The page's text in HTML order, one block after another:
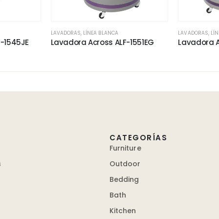
LAVADORAS, LÍNEA BLANCA
Lavadora Across ALF-1551EG
LAVADORAS,
Lavadora
CATEGORÍAS
Furniture
Outdoor
Bedding
Bath
Kitchen